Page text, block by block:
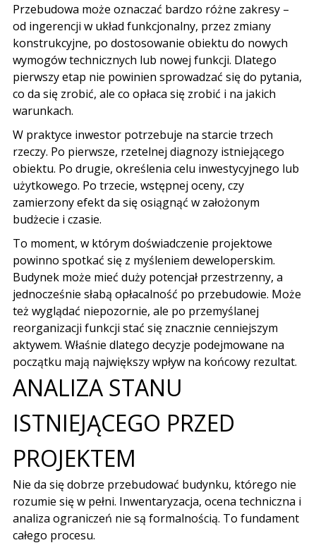
Przebudowa może oznaczać bardzo różne zakresy –
od ingerencji w układ funkcjonalny, przez zmiany
konstrukcyjne, po dostosowanie obiektu do nowych
wymogów technicznych lub nowej funkcji. Dlatego
pierwszy etap nie powinien sprowadzać się do pytania,
co da się zrobić, ale co opłaca się zrobić i na jakich
warunkach.
W praktyce inwestor potrzebuje na starcie trzech
rzeczy. Po pierwsze, rzetelnej diagnozy istniejącego
obiektu. Po drugie, określenia celu inwestycyjnego lub
użytkowego. Po trzecie, wstępnej oceny, czy
zamierzony efekt da się osiągnąć w założonym
budżecie i czasie.
To moment, w którym doświadczenie projektowe
powinno spotkać się z myśleniem deweloperskim.
Budynek może mieć duży potencjał przestrzenny, a
jednocześnie słabą opłacalność po przebudowie. Może
też wyglądać niepozornie, ale po przemyślanej
reorganizacji funkcji stać się znacznie cenniejszym
aktywem. Właśnie dlatego decyzje podejmowane na
początku mają największy wpływ na końcowy rezultat.
ANALIZA STANU
ISTNIEJĄCEGO PRZED
PROJEKTEM
Nie da się dobrze przebudować budynku, którego nie
rozumie się w pełni. Inwentaryzacja, ocena techniczna i
analiza ograniczeń nie są formalnością. To fundament
całego procesu.